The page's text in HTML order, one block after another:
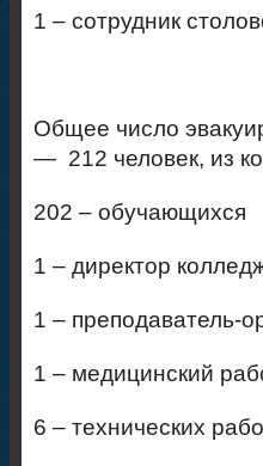
1 – сотрудник
Общее число
— 212 человек, из
202 – обучающихся
1 – директор
1 – преподаватель-
1 – медицинский
6 – технических